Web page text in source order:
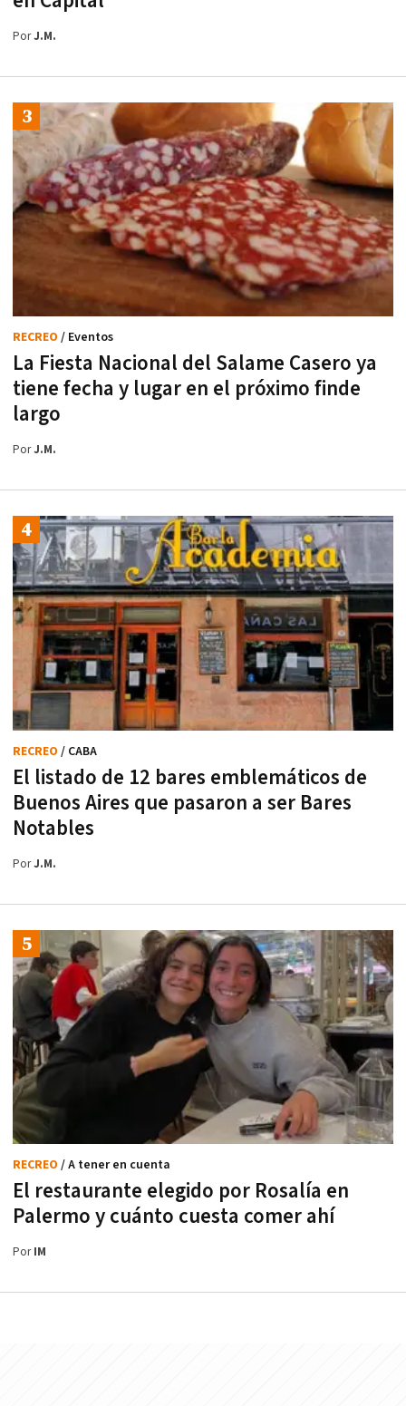
PorJ.M.
La Fiesta Nacional del Salame Casero ya
tiene fecha y lugar en el próximo finde
largo
RECREO / Eventos
PorJ.M.
El listado de 12 bares emblemáticos de
Buenos Aires que pasaron a ser Bares
Notables
RECREO / CABA
PorJ.M.
El restaurante elegido por Rosalía en
Palermo y cuánto cuesta comer ahí
RECREO / A tener en cuenta
PorIM